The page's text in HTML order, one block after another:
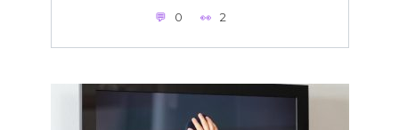
0 2